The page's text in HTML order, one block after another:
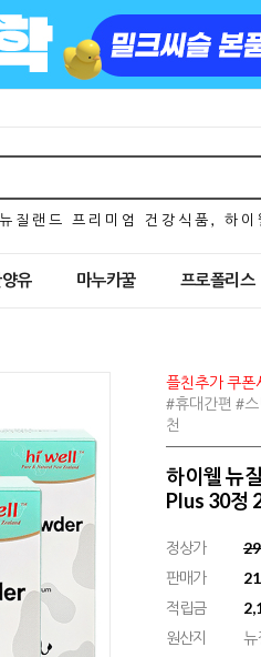
뉴 질 랜 드 프 리 미 엄 건 강 식 품 , 하 이
유 마누카꿀 프로폴리스
플친추가 쿠
#휴대간편 #
천
하이웰 뉴
Plus 30정
정상가
판매가
적립금
원산지
뉴